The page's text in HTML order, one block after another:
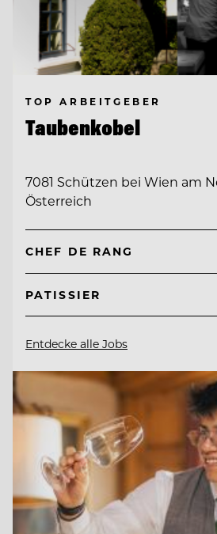
TOP ARBEITGEBER
Taubenkobel
7081 Schützen bei Wien am
Österreich
CHEF DE RANG
PATISSIER
Entdecke alle Jobs